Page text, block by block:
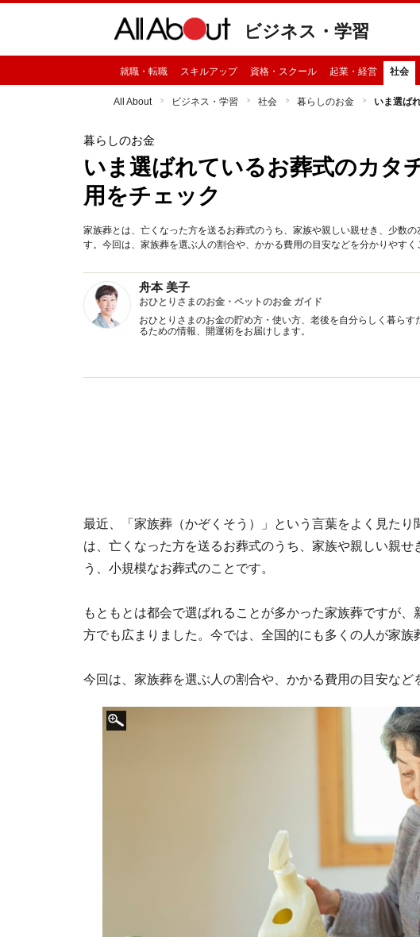
ビジネス・学習
就職・転職 スキルアップ 資格・スクール 起業・経営 社会
All About ビジネス・学習 社会 暮らしのお金 いま選ば
暮らしのお金
いま選ばれているお葬式のカタ
用をチェック
家族葬とは、亡くなった方を送るお葬式のうち、家族や親しい親せき、少数
す。今回は、家族葬を選ぶ人の割合や、かかる費用の目安などを分かりやすく
舟本 美子
おひとりさまのお金・ペットのお金 ガイド
おひとりさまのお金の貯め方・使い方、老後を自分らしく暮ら
るための情報、開運術をお届けします。
最近、「家族葬（かぞくそう）」という言葉をよく見た
は、亡くなった方を送るお葬式のうち、家族や親しい親
う、小規模なお葬式のことです。
もともとは都会で選ばれることが多かった家族葬ですが
方でも広まりました。今では、全国的にも多くの人が家族
今回は、家族葬を選ぶ人の割合や、かかる費用の目安など